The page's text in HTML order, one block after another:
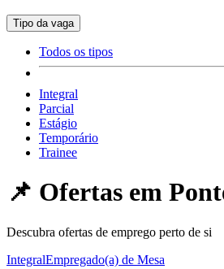
Tipo da vaga
Todos os tipos
Integral
Parcial
Estágio
Temporário
Trainee
📌 Ofertas em
Descubra ofertas de emprego perto de si
IntegralEmpregado(a) de Mesa